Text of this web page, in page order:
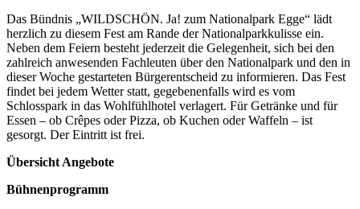
Das Bündnis „WILDSCHÖN. Ja! zum Nationalpark Egge“ lädt
herzlich zu diesem Fest am Rande der Nationalparkkulisse ein.
Neben dem Feiern besteht jederzeit die Gelegenheit, sich bei den
zahlreich anwesenden Fachleuten über den Nationalpark und den in
dieser Woche gestarteten Bürgerentscheid zu informieren. Das Fest
findet bei jedem Wetter statt, gegebenenfalls wird es vom
Schlosspark in das Wohlfühlhotel verlagert. Für Getränke und für
Essen – ob Crêpes oder Pizza, ob Kuchen oder Waffeln – ist
gesorgt. Der Eintritt ist frei.
Übersicht Angebote
Bühnenprogramm